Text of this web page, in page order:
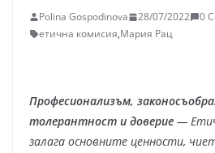
Polina Gospodinova 28/07/2022
0
етична комисия,Мария Рац
Професионализъм,
толерантност и доверие —
залага основните ценности,